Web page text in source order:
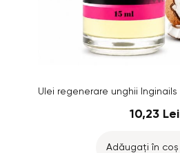
10,23 Lei
Adăugați în coș